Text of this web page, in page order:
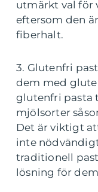
utmärkt val för
eftersom den
fiberhalt.
3. Glutenfri
dem med
glutenfri pasta
mjölsorter
Det är viktigt
inte
traditionell
lösning för